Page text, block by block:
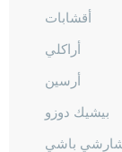
أقشابات
أراكلي
أرسين
بيشيك دوزو
باشي